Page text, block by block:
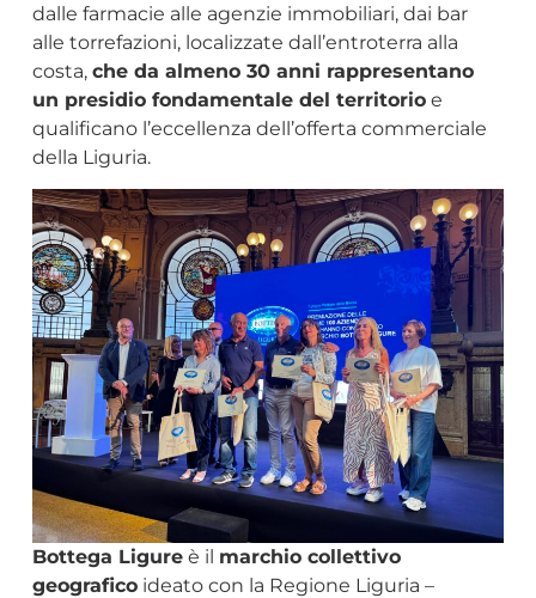
dalle farmacie alle agenzie immobiliari, dai bar
alle torrefazioni, localizzate dall’entroterra alla
costa, che da almeno 30 anni rappresentano
un presidio fondamentale del territorioe
qualificano l’eccellenza dell’offerta commerciale
della Liguria.
Bottega Ligureè il marchio collettivo
geograficoideato con la Regione Liguria –